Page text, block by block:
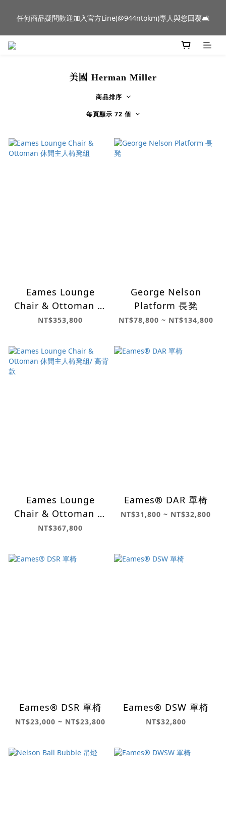
群門市展示中✨
任何商品疑問歡迎加入官方Line(@944ntokm)專人與您回覆🛋️
新品到貨｜日本燈具品牌 Ambientec 年度新品 Barcarolle 臺中樂
美國 Herman Miller
商品排序
每頁顯示 72 個
Eames Lounge
Chair & Ottoman 休
閒主人椅凳組
NT$353,800
George Nelson
Platform 長凳
NT$78,800 ~ NT$134,800
Eames Lounge
Chair & Ottoman 休
閒主人椅凳組/ 高背款
NT$367,800
Eames® DAR 單椅
NT$31,800 ~ NT$32,800
Eames® DSR 單椅
NT$23,000 ~ NT$23,800
Eames® DSW 單椅
NT$32,800